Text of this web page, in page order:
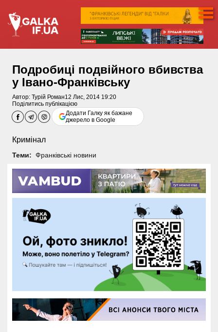
Подробиці подвійного вбивства
у Івано-Франківську
Автор: Турій Роман12 Лис, 2014 19:20
Поділитись публікацією
Додати Галку як бажане
джерело в Google
Кримінал
Теми: Франківські новини